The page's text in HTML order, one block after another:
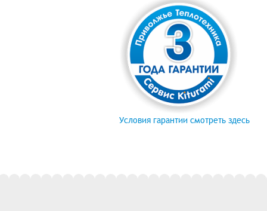
Условия гарантии смотреть здесь